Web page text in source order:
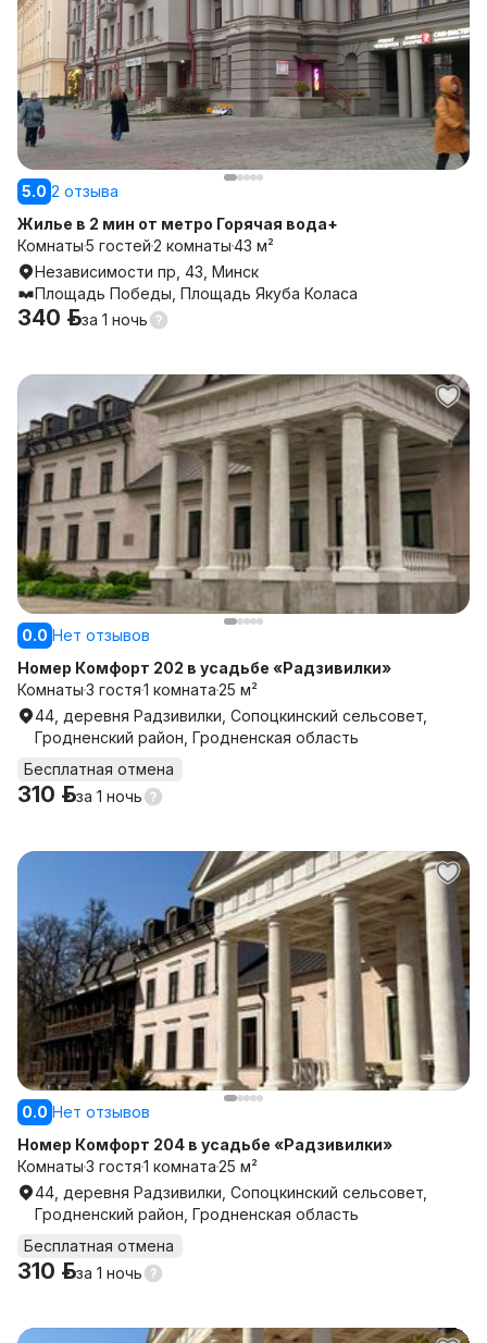
5.0 2 отзыва
Жилье в 2 мин от метро Горячая вода+
Комнаты5 гостей2 комнаты43 м²
Независимости пр, 43, Минск
Площадь Победы, Площадь Якуба Коласа
340 р.за 1 ночь
0.0 Нет отзывов
Номер Комфорт 202 в усадьбе «Радзивилки»
Комнаты3 гостя1 комната25 м²
44, деревня Радзивилки, Сопоцкинский сельсовет,
Гродненский район, Гродненская область
Бесплатная отмена
310 р.за 1 ночь
0.0 Нет отзывов
Номер Комфорт 204 в усадьбе «Радзивилки»
Комнаты3 гостя1 комната25 м²
44, деревня Радзивилки, Сопоцкинский сельсовет,
Гродненский район, Гродненская область
Бесплатная отмена
310 р.за 1 ночь